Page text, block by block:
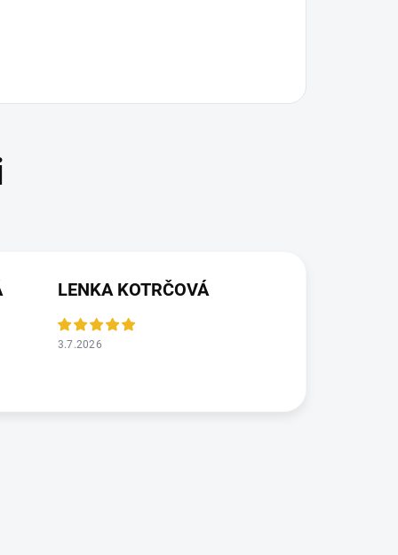
LENKA KOTRČOVÁ
3.7.2026